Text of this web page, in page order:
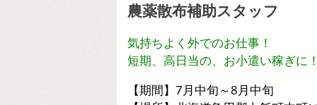
農薬散布補助スタッフ
気持ちよく外でのお仕事！
短期、高日当の、お小遣い稼ぎに
【期間】7月中旬～8月中旬